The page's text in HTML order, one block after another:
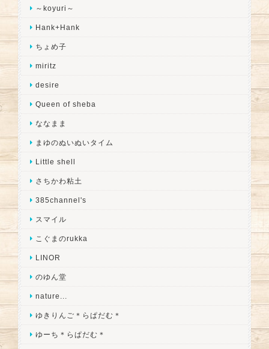
～koyuri～
Hank+Hank
ちょめ子
miritz
desire
Queen of sheba
ななまま
まゆのぬいぬいタイム
Little shell
さちかわ粘土
385channel's
スマイル
こぐまのrukka
LINOR
のゆん堂
nature...
ゆきりんご＊らぱだむ＊
ゆーち＊らぱだむ＊